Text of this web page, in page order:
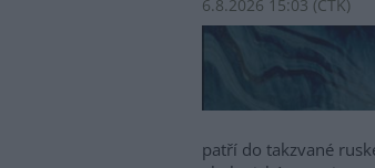
6.8.2026 15:03 (ČTK)
patří do takzvané